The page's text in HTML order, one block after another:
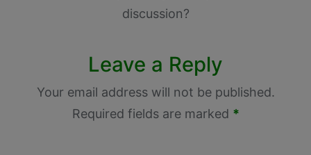
discussion?
Leave a Reply
Your email address will not be published.
Required fields are marked *